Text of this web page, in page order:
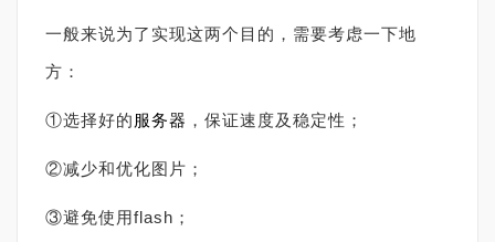
一般来说为了实现这两个目的，需要考虑一下地
方：
①选择好的 服务器 ，保证速度及稳定性；
②减少和优化图片；
③避免使用flash；